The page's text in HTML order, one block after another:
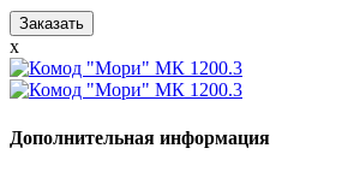
x
Дополнительная информация